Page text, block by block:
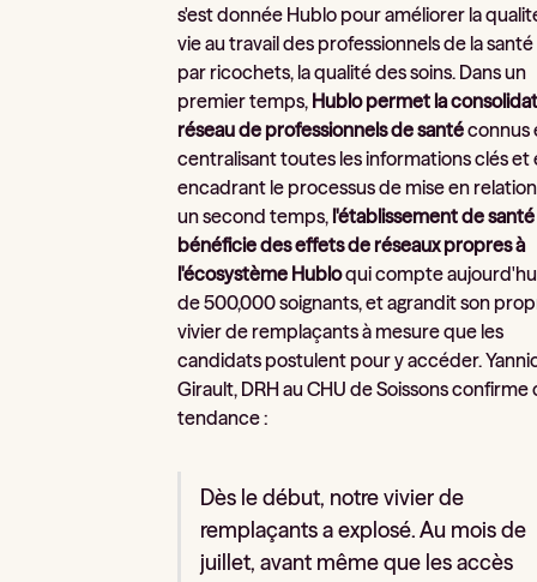
s'est donnée Hublo pour améliorer la
vie au travail des professionnels de la
par ricochets, la qualité des soins. Dans un
premier temps, Hublo permet la
réseau de professionnels de santéconnus
centralisant toutes les informations clés et
encadrant le processus de mise en
un second temps, l'établissement de santé
bénéficie des effets de réseaux propres à
l'écosystème Hubloqui compte
de 500,000 soignants, et agrandit son
vivier de remplaçants à mesure que les
candidats postulent pour y accéder.
Girault, DRH au CHU de Soissons
tendance :
Dès le début, notre vivier de
remplaçants a explosé. Au mois de
juillet, avant même que les accès